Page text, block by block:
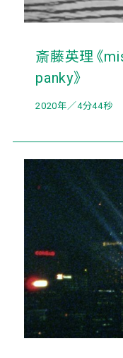
斎藤英理《
panky》
2020年／4分44秒